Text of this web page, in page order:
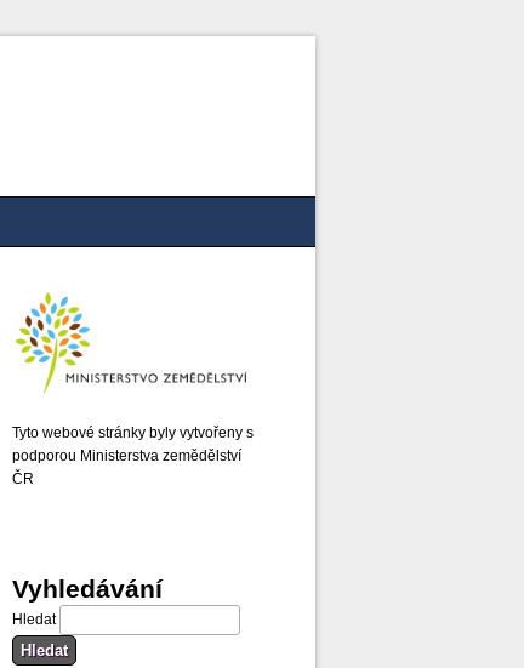
Tyto webové stránky byly vytvořeny s
podporou Ministerstva zemědělství
ČR
Vyhledávání
Hledat